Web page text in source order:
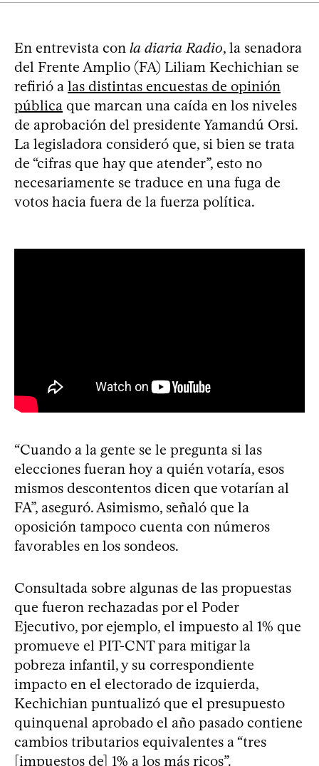
En entrevista con la diaria Radio, la senadora
del Frente Amplio (FA) Liliam Kechichian se
refirió a las distintas encuestas de opinión
pública que marcan una caída en los niveles
de aprobación del presidente Yamandú Orsi.
La legisladora consideró que, si bien se trata
de “cifras que hay que atender”, esto no
necesariamente se traduce en una fuga de
votos hacia fuera de la fuerza política.
“Cuando a la gente se le pregunta si las
elecciones fueran hoy a quién votaría, esos
mismos descontentos dicen que votarían al
FA”, aseguró. Asimismo, señaló que la
oposición tampoco cuenta con números
favorables en los sondeos.
Consultada sobre algunas de las propuestas
que fueron rechazadas por el Poder
Ejecutivo, por ejemplo, el impuesto al 1% que
promueve el PIT-CNT para mitigar la
pobreza infantil, y su correspondiente
impacto en el electorado de izquierda,
Kechichian puntualizó que el presupuesto
quinquenal aprobado el año pasado contiene
cambios tributarios equivalentes a “tres
[impuestos de] 1% a los más ricos”.